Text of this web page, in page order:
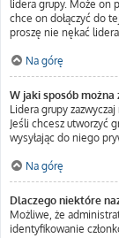
lidera grupy. Może on
chce on dołączyć do
proszę nie nękać
Na górę
W jaki sposób
Lidera grupy
Jeśli chcesz utworzyć
wysyłając do niego
Na górę
Dlaczego niektóre
Możliwe, że
identyfikowanie